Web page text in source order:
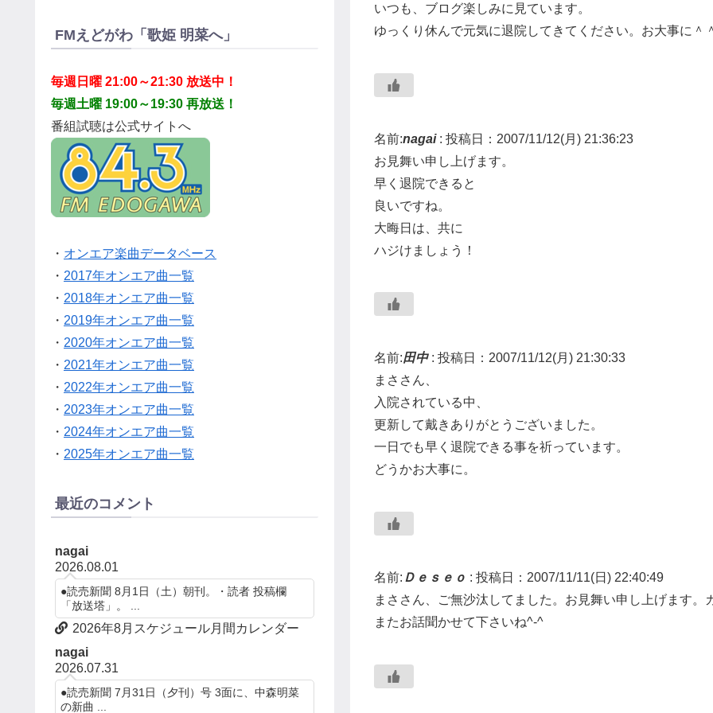
いつも、ブログ楽しみに見ています。
ゆっくり休んで元気に退院してきてください。お大事に＾
名前:nagai: 投稿日：2007/11/12(月) 21:36:23
お見舞い申し上げます。
早く退院できると
良いですね。
大晦日は、共に
ハジけましょう！
名前:田中: 投稿日：2007/11/12(月) 21:30:33
まささん、
入院されている中、
更新して戴きありがとうございました。
一日でも早く退院できる事を祈っています。
どうかお大事に。
名前: Ｄｅｓｅｏ : 投稿日：2007/11/11(日) 22:40:49
まささん、ご無沙汰してました。お見舞い申し上げます
またお話聞かせて下さいね^-^
FMえどがわ「歌姫 明菜へ」
毎週日曜 21:00～21:30 放送中！
毎週土曜 19:00～19:30 再放送！
番組試聴は公式サイトへ
・ オンエア楽曲データベース
・ 2017年オンエア曲一覧
・ 2018年オンエア曲一覧
・ 2019年オンエア曲一覧
・ 2020年オンエア曲一覧
・ 2021年オンエア曲一覧
・ 2022年オンエア曲一覧
・ 2023年オンエア曲一覧
・ 2024年オンエア曲一覧
・ 2025年オンエア曲一覧
最近のコメント
nagai
2026.08.01
●読売新聞 8月1日（土）朝刊。・読者 投稿欄
「放送塔」。 ...
2026年8月スケジュール月間カレンダー
nagai
2026.07.31
●読売新聞 7月31日（夕刊）号 3面に、中森明菜
の新曲 ...